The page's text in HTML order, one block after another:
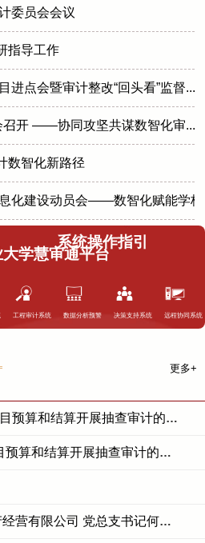
委员会会议
指导工作
进点会暨审计整改“回头看”监督...
召开 ——协同攻坚共谋数智化审...
数智化新路径
化建设动员会——数智化赋能学校
学慧审通平台
系统操作指引
工程审计系统 数据分析预警 决策支持系统 远程协同系统
更多+
算和结算开展抽查审计的公示
算和结算开展抽查审计的公示
有限公司 党总支书记何冬梅同...